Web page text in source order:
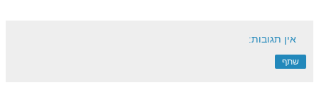
אין תגובות:
שתף